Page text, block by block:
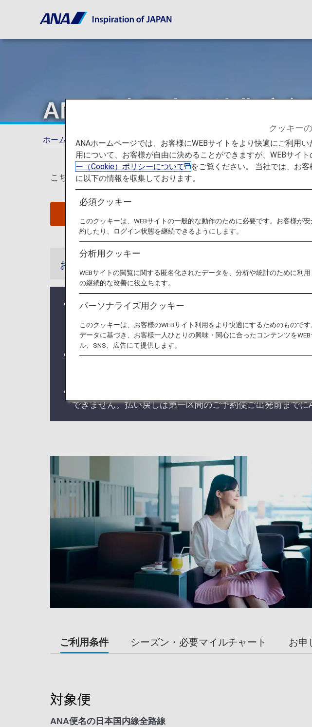
ANA日本国内線特典航空
ホーム ANAマイレージクラブ ANA日本国内線特典航空券
こちらのページは2026年5月19日以降の搭乗分
お知らせ
システムの不具合により、国内線特典航空券をWEBでご予
ステイタスカードやデジタルカードをご提示ください。
2026年5月19日搭乗分からANA国内線特典航空券の各種取
2026年5月18日搭乗分までのANA国内線特典航空券は、有
できません。払い戻しは第一区間のご予約便ご出発前まで
ご利用条件 シーズン・必要マイルチャート お申
対象便
ANA便名の日本国内線全路線
クッキー
ANAホームページでは、お客様にWEBサイトをより快適にご利用
用について、お客様が自由に決めることができますが、WEBサイ
ー（Cookie）ポリシーについて
をご覧ください。 当社では、お
に以下の情報を収集しております。
必須クッキー
このクッキーは、WEBサイトの一般的な動作のために必要です。お客様が
約したり、ログイン状態を継続できるようにします。
分析用クッキー
WEBサイトの閲覧に関する匿名化されたデータを、分析や統計のために利用
の継続的な改善に役立ちます。
パーソナライズ用クッキー
このクッキーは、お客様のWEBサイト利用をより快適にするためのもので
データに基づき、お客様一人ひとりの興味・関心に合ったコンテンツを
ル、SNS、広告にて提供します。